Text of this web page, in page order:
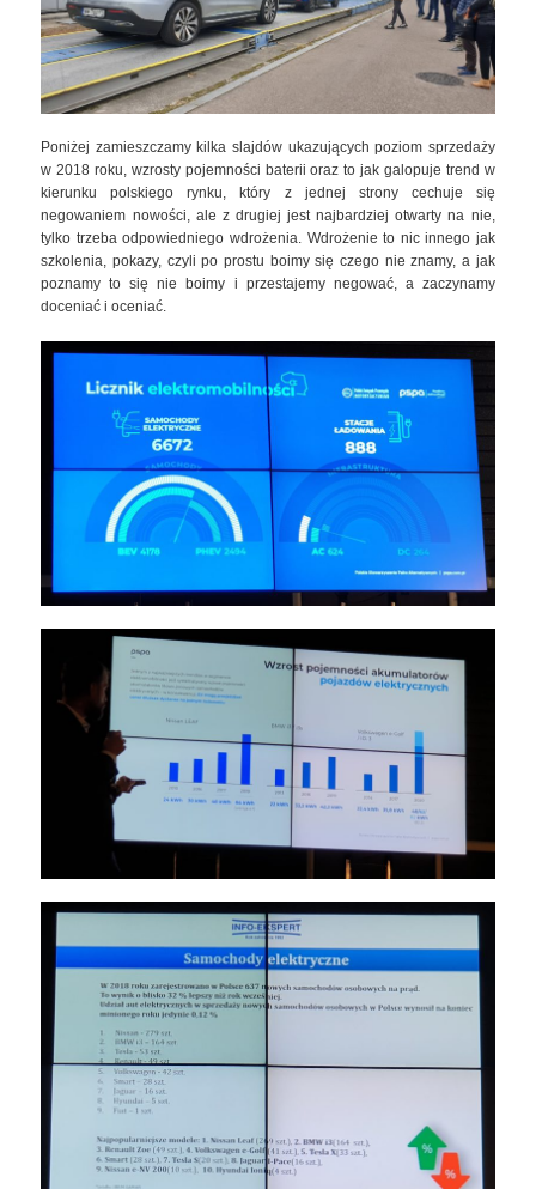
Poniżej zamieszczamy kilka slajdów ukazujących poziom sprzedaży
w 2018 roku, wzrosty pojemności baterii oraz to jak galopuje trend w
kierunku polskiego rynku, który z jednej strony cechuje się
negowaniem nowości, ale z drugiej jest najbardziej otwarty na nie,
tylko trzeba odpowiedniego wdrożenia. Wdrożenie to nic innego jak
szkolenia, pokazy, czyli po prostu boimy się czego nie znamy, a jak
poznamy to się nie boimy i przestajemy negować, a zaczynamy
doceniać i oceniać.